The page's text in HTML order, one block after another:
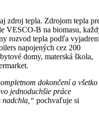
zdroj tepla. Zdrojom tepla
VESCO-B na biomasu,
rozvod tepla podľa
napojených cez 200
domy, materská škola,
dokončení a všetko
jednoduchšie práce
nadchla,“ pochvaľuje si